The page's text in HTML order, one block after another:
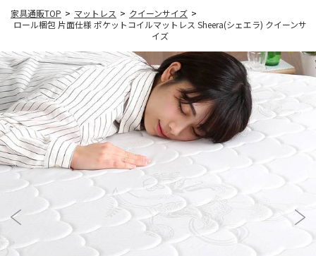
家具通販TOP > マットレス > クイーンサイズ >
ロール梱包 片面仕様 ポケットコイルマットレス Sheera(シェエラ) クイーンサ
イズ